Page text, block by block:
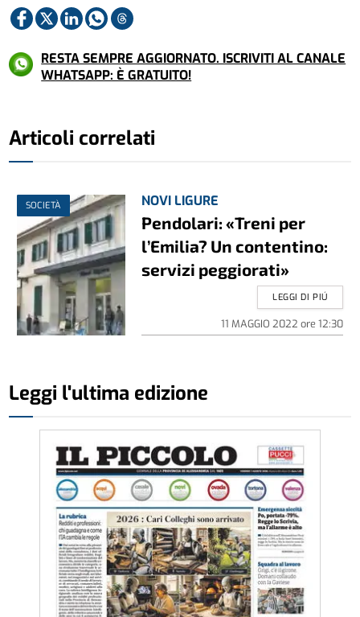
RESTA SEMPRE AGGIORNATO. ISCRIVITI AL CANALE
WHATSAPP: È GRATUITO!
Articoli correlati
SOCIETÀ NOVI LIGURE
Pendolari: «Treni per
l’Emilia? Un contentino:
servizi peggiorati»
11 MAGGIO 2022 ore 12:30
LEGGI DI PIÚ
Leggi l'ultima edizione